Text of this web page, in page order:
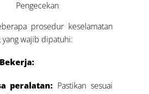
Pengecekan
prosedur keselamatan
wajib dipatuhi:
peralatan: Pastikan sesuai